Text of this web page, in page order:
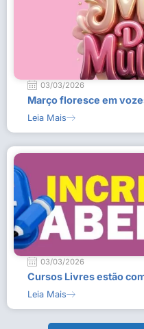
03/03/2026
Março floresce em
Leia Mais
03/03/2026
Cursos Livres estão
Leia Mais